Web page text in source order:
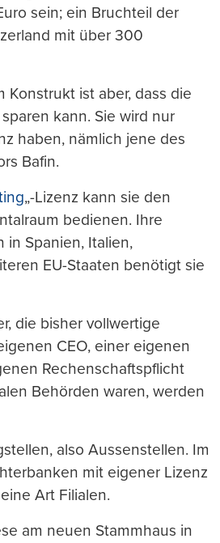
sein; ein Bruchteil der
mit über 300
Konstrukt ist aber, dass die
kann. Sie wird nur
haben, nämlich jene des
Bafin.
„-Lizenz kann sie den
bedienen. Ihre
in Spanien, Italien,
EU-Staaten benötigt sie
die bisher vollwertige
CEO, einer eigenen
Rechenschaftspflicht
Behörden waren, werden
also Aussenstellen. Im
mit eigener Lizenz
Art Filialen.
am neuen Stammhaus in